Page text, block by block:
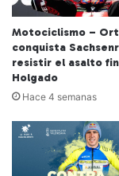
Motociclismo –
conquista
resistir el asalto
Holgado
Hace 4 semanas